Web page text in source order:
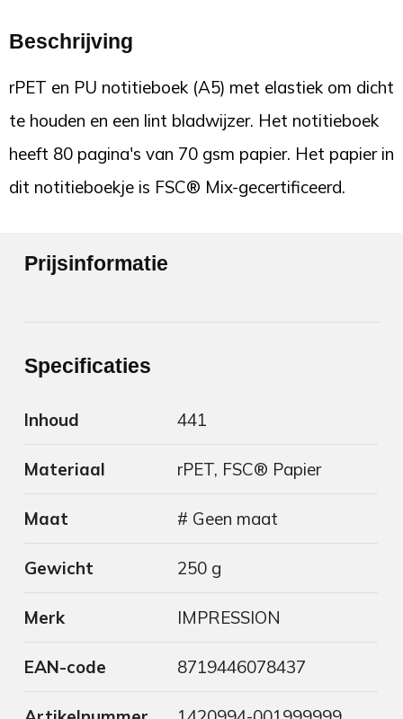
Beschrijving
rPET en PU notitieboek (A5) met elastiek om dicht
te houden en een lint bladwijzer. Het notitieboek
heeft 80 pagina's van 70 gsm papier. Het papier in
dit notitieboekje is FSC® Mix-gecertificeerd.
Prijsinformatie
Specificaties
Inhoud 441
Materiaal rPET, FSC® Papier
Maat # Geen maat
Gewicht 250 g
Merk IMPRESSION
EAN-code 8719446078437